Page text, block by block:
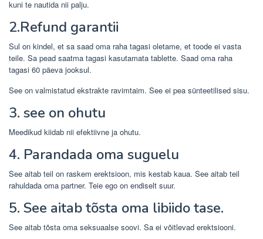
kuni te nautida nii palju.
2.Refund garantii
Sul on kindel, et sa saad oma raha tagasi oletame, et toode ei vasta
teile. Sa pead saatma tagasi kasutamata tablette. Saad oma raha
tagasi 60 päeva jooksul.
See on valmistatud ekstrakte ravimtaim. See ei pea sünteetilised sisu.
3. see on ohutu
Meedikud kiidab nii efektiivne ja ohutu.
4. Parandada oma suguelu
See aitab teil on raskem erektsioon, mis kestab kaua. See aitab teil
rahuldada oma partner. Teie ego on endiselt suur.
5. See aitab tõsta oma libiido tase.
See aitab tõsta oma seksuaalse soovi. Sa ei võitlevad erektsiooni.